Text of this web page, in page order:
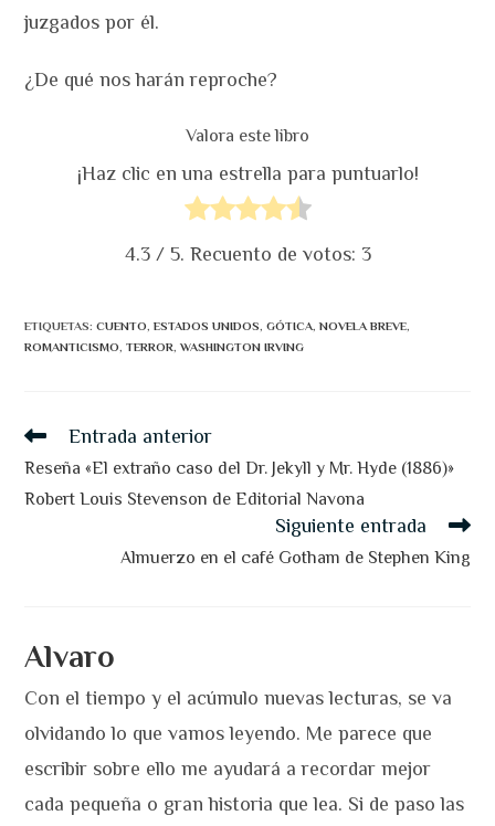
juzgados por él.
¿De qué nos harán reproche?
Valora este libro
¡Haz clic en una estrella para puntuarlo!
4.3/ 5. Recuento de votos: 3
ETIQUETAS:CUENTO, ESTADOS UNIDOS, GÓTICA, NOVELA BREVE,
ROMANTICISMO, TERROR, WASHINGTON IRVING
Leer
más
artículos
Entrada anterior
Reseña «El extraño caso del Dr. Jekyll y Mr. Hyde (1886)»
Robert Louis Stevenson de Editorial Navona
Siguiente entrada
Almuerzo en el café Gotham de Stephen King
Alvaro
Con el tiempo y el acúmulo nuevas lecturas, se va
olvidando lo que vamos leyendo. Me parece que
escribir sobre ello me ayudará a recordar mejor
cada pequeña o gran historia que lea. Si de paso las